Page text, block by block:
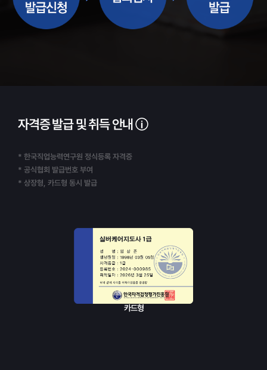
자격증 발급 및 취득 안내
* 한국직업능력연구원 정식등록 자격증
* 공식협회 발급번호 부여
* 상장형, 카드형 동시 발급
카드형